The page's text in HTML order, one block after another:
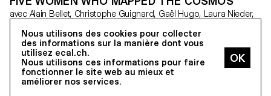
avec Alain Bellet, Christophe Guignard, Gaël Hugo, Laura Nieder,
Per Aspera Ad Astra est un web-documentaire retraçant l’histoire
de cinq femmes astronomes ayant été en charge de découvrir,
calculer, classifier et cartographier le cosmos entre 1879 et
1979. Ce projet entend réhabiliter l’importante contribution des
femmes dans le développement des technosciences. Avant que
le mot computer ne désigne une machine, il décrivait les femmes
Nous utilisons des cookies pour collecter
des informations sur la manière dont vous
utilisez ecal.ch.
Nous utilisons ces informations pour faire
fonctionner le site web au mieux et
améliorer nos services.